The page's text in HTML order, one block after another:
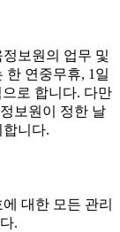
보원의 업무 및
한 연중무휴, 1일
으로 합니다. 다만
보원이 정한 날
니다.
대한 모든 관리
.